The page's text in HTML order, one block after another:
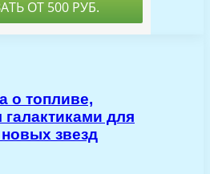
о топливе,
для
звезд